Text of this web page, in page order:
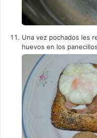
Una vez pochados les
huevos en los